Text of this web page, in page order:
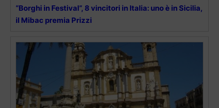
“Borghi in Festival”, 8 vincitori in Italia: uno è in Sicilia,
il Mibac premia Prizzi